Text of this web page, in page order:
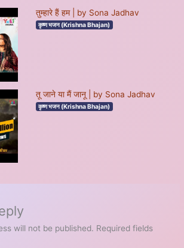
तुम्हारे हैं हम | by Sona Jadhav
कृष्ण भजन (Krishna Bhajan)
तू जाने या मैं जानू | by Sona Jadhav
कृष्ण भजन (Krishna Bhajan)
will not be published. Required fields